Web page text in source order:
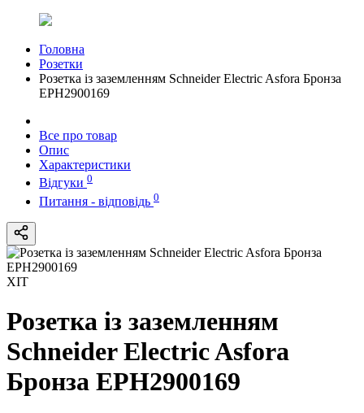
Головна
Розетки
Розетка із заземленням Schneider Electric Asfora Бронза
EPH2900169
Все про товар
Опис
Характеристики
Відгуки 0
Питання - відповідь 0
ХІТ
Розетка із заземленням
Schneider Electric Asfora
Бронза EPH2900169